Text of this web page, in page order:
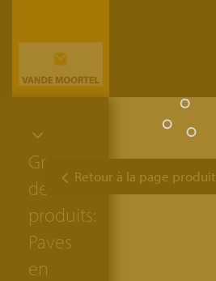
Groupe
de
produits:
Paves
en
Retour à la page produit